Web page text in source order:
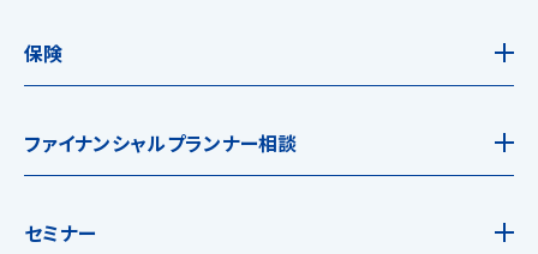
保険
ファイナンシャルプランナー相談
セミナー